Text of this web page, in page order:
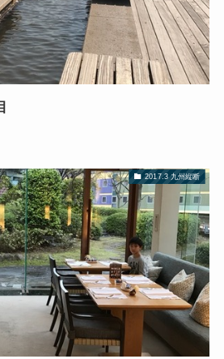
2017.3 九州縦断